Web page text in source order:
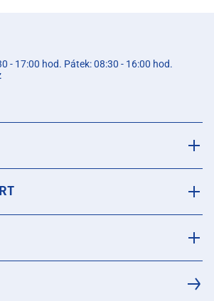
- 17:00 hod. Pátek: 08:30 - 16:00 hod.